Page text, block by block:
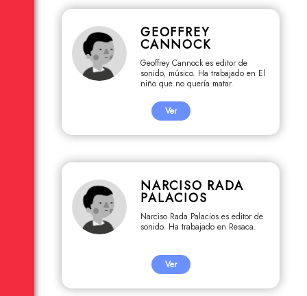
GEOFFREY
CANNOCK
Geoffrey Cannock es editor de
sonido, músico. Ha trabajado en El
niño que no quería matar.
Ver
NARCISO RADA
PALACIOS
Narciso Rada Palacios es editor de
sonido. Ha trabajado en Resaca.
Ver